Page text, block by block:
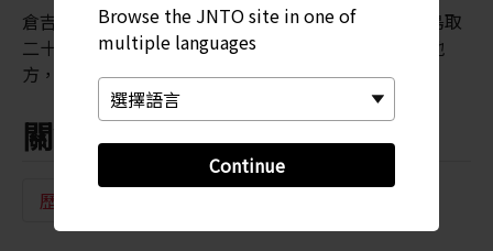
Browse the JNTO site in one of
multiple languages
Continue
倉吉市所在地的倉吉平原，以種植二十世紀梨聞名。鳥取
二十世紀梨紀念館是深入瞭解和品嘗二十世紀梨的好地
方，天氣欠佳時更是消磨時間的好去處。
關鍵字
歷史